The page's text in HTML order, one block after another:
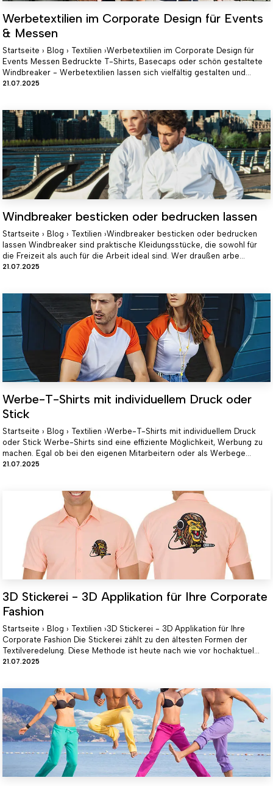
Werbetextilien im Corporate Design für Events
& Messen
Startseite › Blog › Textilien ›Werbetextilien im Corporate Design für
Events Messen Bedruckte T-Shirts, Basecaps oder schön gestaltete
Windbreaker - Werbetextilien lassen sich vielfältig gestalten und...
21.07.2025
Windbreaker besticken oder bedrucken lassen
Startseite › Blog › Textilien ›Windbreaker besticken oder bedrucken
lassen Windbreaker sind praktische Kleidungsstücke, die sowohl für
die Freizeit als auch für die Arbeit ideal sind. Wer draußen arbe...
21.07.2025
Werbe-T-Shirts mit individuellem Druck oder
Stick
Startseite › Blog › Textilien ›Werbe-T-Shirts mit individuellem Druck
oder Stick Werbe-Shirts sind eine effiziente Möglichkeit, Werbung zu
machen. Egal ob bei den eigenen Mitarbeitern oder als Werbege...
21.07.2025
3D Stickerei - 3D Applikation für Ihre Corporate
Fashion
Startseite › Blog › Textilien ›3D Stickerei - 3D Applikation für Ihre
Corporate Fashion Die Stickerei zählt zu den ältesten Formen der
Textilveredelung. Diese Methode ist heute nach wie vor hochaktuel...
21.07.2025